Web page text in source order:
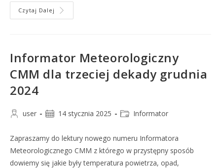
Czytaj Dalej
Informator Meteorologiczny
CMM dla trzeciej dekady grudnia
2024
user 14 stycznia 2025 Informator
Zapraszamy do lektury nowego numeru Informatora
Meteorologicznego CMM z którego w przystępny sposób
dowiemy się jakie były temperatura powietrza, opad,